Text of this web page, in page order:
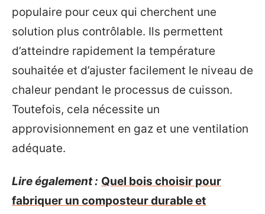
populaire pour ceux qui cherchent une
solution plus contrôlable. Ils permettent
d’atteindre rapidement la température
souhaitée et d’ajuster facilement le niveau de
chaleur pendant le processus de cuisson.
Toutefois, cela nécessite un
approvisionnement en gaz et une ventilation
adéquate.
Lire également : Quel bois choisir pour
fabriquer un composteur durable et